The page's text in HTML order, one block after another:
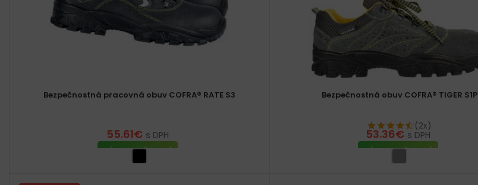
Bezpečnostná pracovná obuv COFRA® RATE S3
55.61€ s DPH
VÝBER MOŽNOSTÍ
Bezpečnostná obuv COFRA® TIGER S1P
(2x)
53.36€ s DPH
VÝBER MOŽNOSTÍ